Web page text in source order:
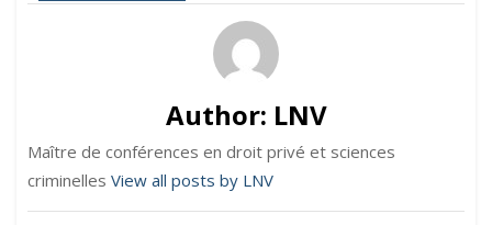
Author: LNV
Maître de conférences en droit privé et sciences
criminelles View all posts by LNV